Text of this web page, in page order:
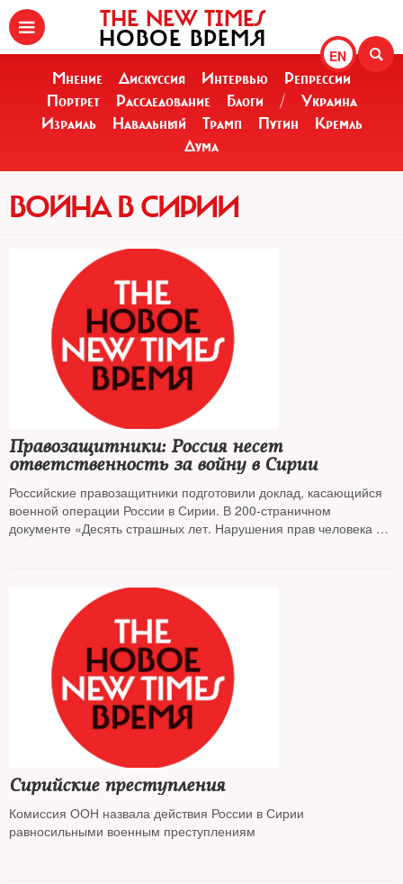
EN
THE NEW TIMES
НОВОЕ ВРЕМЯ
Мнение Дискуссия Интервью
Репрессии
Портрет
Расследование Блоги /
Украина
Израиль
Навальный Трамп Путин
Кремль
Дума
ВОЙНА В СИРИИ
Правозащитники: Россия несет
ответственность за войну в Сирии
Российские правозащитники подготовили доклад, касающийся
военной операции России в Сирии. В 200-страничном
документе «Десять страшных лет. Нарушения прав человека и
Сирийские преступления
Комиссия ООН назвала действия России в Сирии
равносильными военным преступлениям